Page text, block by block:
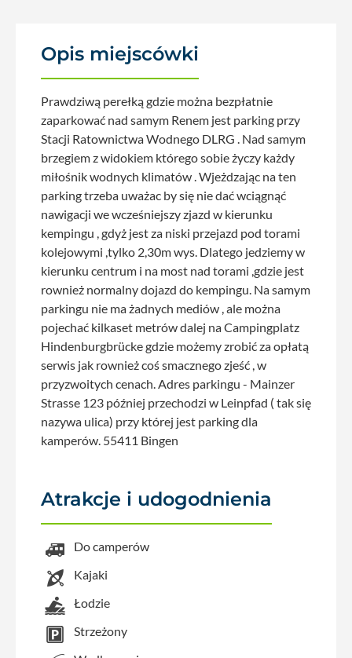
Opis miejscówki
Prawdziwą perełką gdzie można bezpłatnie
zaparkować nad samym Renem jest parking przy
Stacji Ratownictwa Wodnego DLRG . Nad samym
brzegiem z widokiem którego sobie życzy każdy
miłośnik wodnych klimatów . Wjeżdzając na ten
parking trzeba uważac by się nie dać wciągnąć
nawigacji we wcześniejszy zjazd w kierunku
kempingu , gdyż jest za niski przejazd pod torami
kolejowymi ,tylko 2,30m wys. Dlatego jedziemy w
kierunku centrum i na most nad torami ,gdzie jest
rownież normalny dojazd do kempingu. Na samym
parkingu nie ma żadnych mediów , ale można
pojechać kilkaset metrów dalej na Campingplatz
Hindenburgbrücke gdzie możemy zrobić za opłatą
serwis jak rownież coś smacznego zjeść , w
przyzwoitych cenach. Adres parkingu - Mainzer
Strasse 123 później przechodzi w Leinpfad ( tak się
nazywa ulica) przy której jest parking dla
kamperów. 55411 Bingen
Atrakcje i udogodnienia
Do camperów
Kajaki
Łodzie
Strzeżony